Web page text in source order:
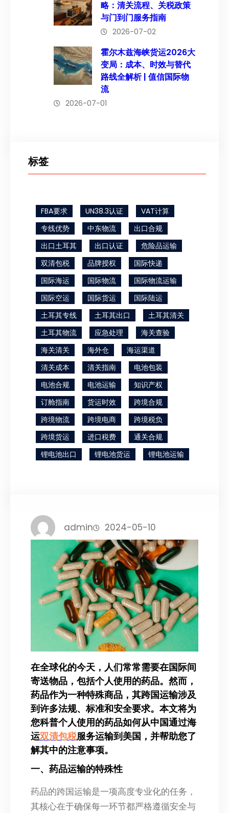
略：清关流程、关税政策
与门到门服务指南
2026-07-02
霍尔木兹海峡货运2026大
变局：成本、时效与替代
路线全解析 | 值信国际物
流
2026-07-01
标签
FBA要求 UN38.3认证
VAT计算
专线优势
中东物流
出口合规
出口土耳其
出口认证
危险品运输
双清包税
品牌授权
国际快递
国际海运
国际物流
国际物流运输
国际空运
国际货运
国际陆运
土耳其专线
土耳其出口
土耳其清关
土耳其物流
应急处理
海关查验
海关清关
海外仓
海运渠道
清关成本
清关指南
电池包装
电池合规
电池运输
知识产权
订舱指南
货运时效
跨境合规
跨境物流
跨境电商
跨境税负
跨境货运
进口税费
通关合规
锂电池出口
锂电池货运 锂电池运输
admin 2024-05-10
在全球化的今天，人们常常需要在国际间
寄送物品，包括个人使用的药品。然而，
药品作为一种特殊商品，其跨国运输涉及
到许多法规、标准和安全要求。本文将为
您科普个人使用的药品如何从中国通过海
运双清包税服务运输到美国，并帮助您了
解其中的注意事项。
一、药品运输的特殊性
药品的跨国运输是一项高度专业化的任务，
其核心在于确保每一环节都严格遵循安全与